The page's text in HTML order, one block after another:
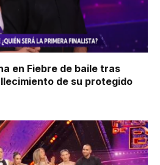
en Fiebre de baile tras
de su protegido